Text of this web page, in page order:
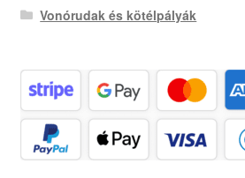
Vonórudak és kötélpályák